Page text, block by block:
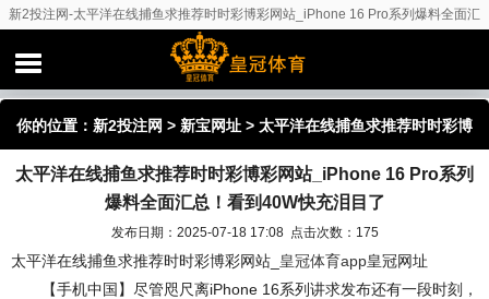
新2投注网-太平洋在线捕鱼求推荐时时彩博彩网站_iPhone 16 Pro系列爆料全面汇
你的位置： 新2投注网 > 新宝网址 > 太平洋在线捕鱼求推荐时时彩博
彩网站_iPhone 16 Pro系列爆料全面汇总！看到40W快充泪目了
太平洋在线捕鱼求推荐时时彩博彩网站_iPhone 16 Pro系列
爆料全面汇总！看到40W快充泪目了
发布日期：2025-07-18 17:08 点击次数：175
太平洋在线捕鱼求推荐时时彩博彩网站_ 皇冠体育app皇冠网址
【手机中国】尽管咫尺离iPhone 16系列讲求发布还有一段时刻，